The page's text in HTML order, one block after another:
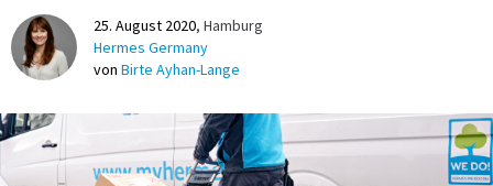
25. August 2020 Hamburg
Hermes Germany
von Birte Ayhan-Lange